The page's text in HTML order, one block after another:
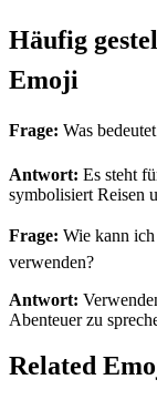
Häufig
Emoji
Frage: Was
Antwort: Es steht
symbolisiert Reisen
Frage: Wie kann
verwenden?
Antwort:
Abenteuer zu
Related